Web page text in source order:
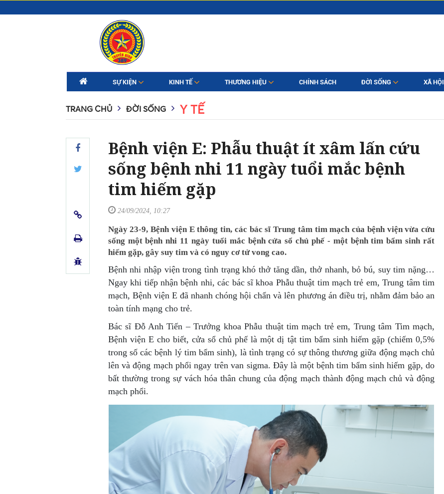
SỰ KIỆN KINH TẾ THƯƠNG HIỆU CHÍNH SÁCH ĐỜI SỐNG XÃ HỘI
TRANG CHỦ ĐỜI SỐNG Y TẾ
Bệnh viện E: Phẫu thuật ít xâm lấn cứu
sống bệnh nhi 11 ngày tuổi mắc bệnh
tim hiếm gặp
24/09/2024, 10:27
Ngày 23-9, Bệnh viện E thông tin, các bác sĩ Trung tâm tim mạch của bệnh viện vừa cứu
sống một bệnh nhi 11 ngày tuổi mắc bệnh cửa sổ chủ phế - một bệnh tim bẩm sinh rất
hiếm gặp, gây suy tim và có nguy cơ tử vong cao.
Bệnh nhi nhập viện trong tình trạng khó thở tăng dần, thở nhanh, bỏ bú, suy tim nặng…
Ngay khi tiếp nhận bệnh nhi, các bác sĩ khoa Phẫu thuật tim mạch trẻ em, Trung tâm tim
mạch, Bệnh viện E đã nhanh chóng hội chẩn và lên phương án điều trị, nhằm đảm bảo an
toàn tính mạng cho trẻ.
Bác sĩ Đỗ Anh Tiến – Trưởng khoa Phẫu thuật tim mạch trẻ em, Trung tâm Tim mạch,
Bệnh viện E cho biết, cửa sổ chủ phế là một dị tật tim bẩm sinh hiếm gặp (chiếm 0,5%
trong số các bệnh lý tim bẩm sinh), là tình trạng có sự thông thương giữa động mạch chủ
lên và động mạch phổi ngay trên van sigma. Đây là một bệnh tim bẩm sinh hiếm gặp, do
bất thường trong sự vách hóa thân chung của động mạch thành động mạch chủ và động
mạch phổi.